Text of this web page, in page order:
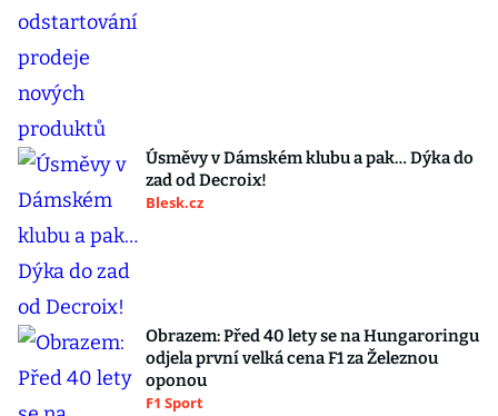
Úsměvy v Dámském klubu a pak… Dýka do
zad od Decroix!
Blesk.cz
Obrazem: Před 40 lety se na Hungaroringu
odjela první velká cena F1 za Železnou
oponou
F1 Sport